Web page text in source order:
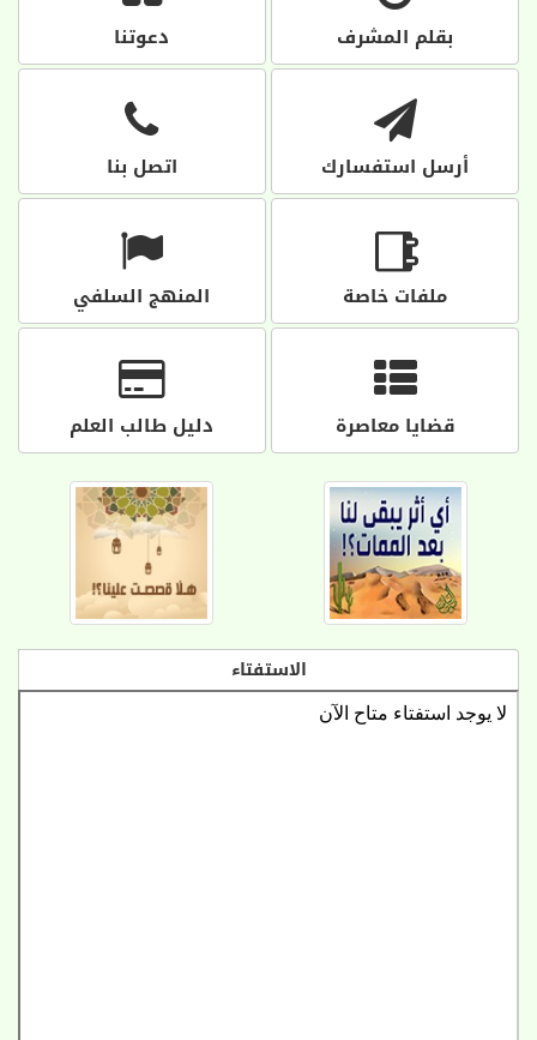
بقلم المشرف دعوتنا
أرسل استفسارك اتصل بنا
ملفات خاصة المنهج السلفي
قضايا معاصرة دليل طالب العلم
الاستفتاء